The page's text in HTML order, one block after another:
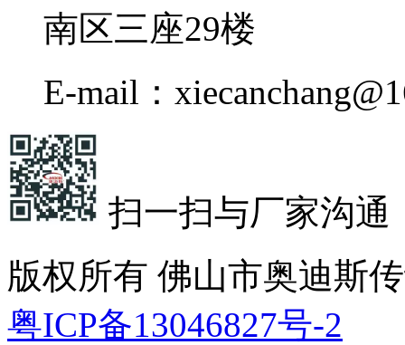
南区三座29楼
E-mail：
扫一扫与厂家沟通
版权所有 佛山市奥迪
粤ICP备13046827号-2